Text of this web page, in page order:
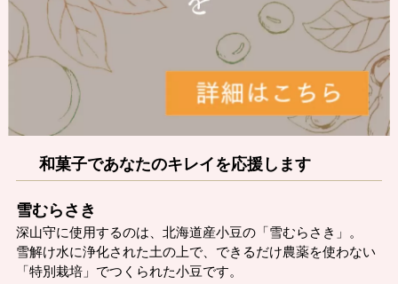
和菓子であなたのキレイを応援します
雪むらさき
深山守に使用するのは、北海道産小豆の「雪むらさき」。
雪解け水に浄化された土の上で、できるだけ農薬を使わない
「特別栽培」でつくられた小豆です。